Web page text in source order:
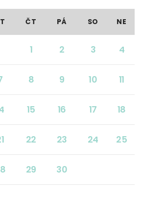
ČT PÁ SO NE
1 2 3 4
8 9 10 11
15 16 17 18
22 23 24 25
29 30